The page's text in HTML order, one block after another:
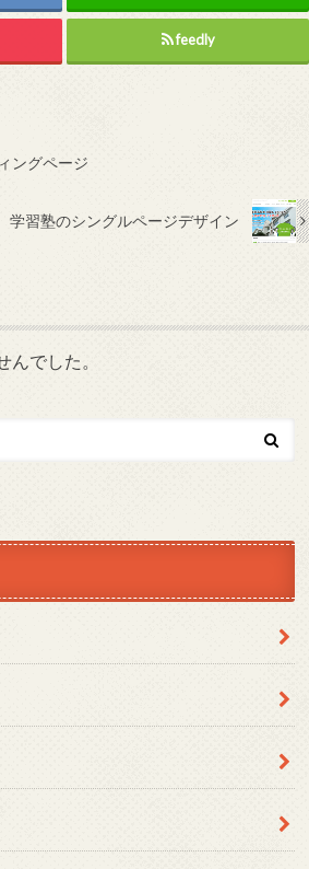
feedly
ングページ
学習塾のシングルページデザイン
でした。